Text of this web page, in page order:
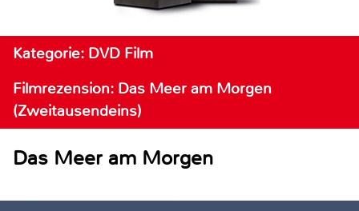
Kategorie: DVD Film
Filmrezension: Das Meer am Morgen
(Zweitausendeins)
Das Meer am Morgen